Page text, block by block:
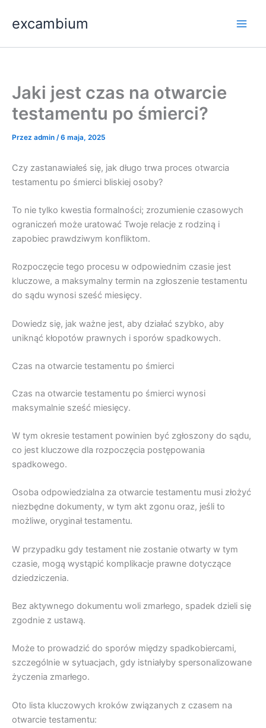
excambium
Jaki jest czas na otwarcie
testamentu po śmierci?
Przez admin /6 maja, 2025
Czy zastanawiałeś się, jak długo trwa proces otwarcia
testamentu po śmierci bliskiej osoby?
To nie tylko kwestia formalności; zrozumienie czasowych
ograniczeń może uratować Twoje relacje z rodziną i
zapobiec prawdziwym konfliktom.
Rozpoczęcie tego procesu w odpowiednim czasie jest
kluczowe, a maksymalny termin na zgłoszenie testamentu
do sądu wynosi sześć miesięcy.
Dowiedz się, jak ważne jest, aby działać szybko, aby
uniknąć kłopotów prawnych i sporów spadkowych.
Czas na otwarcie testamentu po śmierci
Czas na otwarcie testamentu po śmierci wynosi
maksymalnie sześć miesięcy.
W tym okresie testament powinien być zgłoszony do sądu,
co jest kluczowe dla rozpoczęcia postępowania
spadkowego.
Osoba odpowiedzialna za otwarcie testamentu musi złożyć
niezbędne dokumenty, w tym akt zgonu oraz, jeśli to
możliwe, oryginał testamentu.
W przypadku gdy testament nie zostanie otwarty w tym
czasie, mogą wystąpić komplikacje prawne dotyczące
dziedziczenia.
Bez aktywnego dokumentu woli zmarłego, spadek dzieli się
zgodnie z ustawą.
Może to prowadzić do sporów między spadkobiercami,
szczególnie w sytuacjach, gdy istniałyby spersonalizowane
życzenia zmarłego.
Oto lista kluczowych kroków związanych z czasem na
otwarcie testamentu: